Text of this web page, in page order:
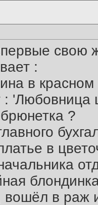
свою
:
в красном
:
?
в
в раж